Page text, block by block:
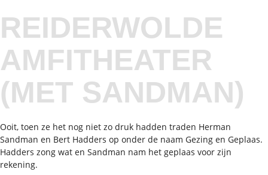
REIDERWOLDE
AMFITHEATER
(MET SANDMAN)
Ooit, toen ze het nog niet zo druk hadden traden Herman
Sandman en Bert Hadders op onder de naam Gezing en Geplaas.
Hadders zong wat en Sandman nam het geplaas voor zijn
rekening.